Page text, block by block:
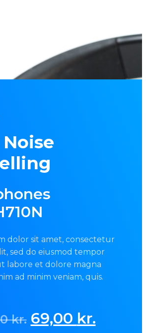
dolor sit amet, consectetur
sed do eiusmod tempor
labore et dolore magna
ad minim veniam, quis.
kr. Original
69,00 kr.